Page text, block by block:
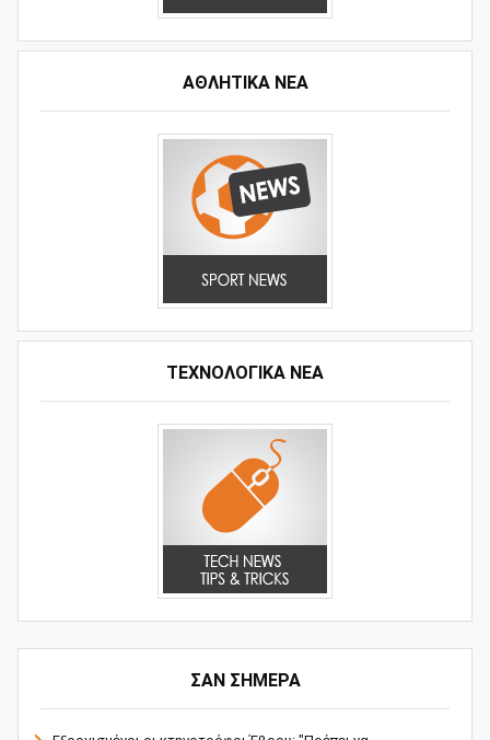
ΑΘΛΗΤΙΚΆ ΝΈΑ
ΤΕΧΝΟΛΟΓΙΚΑ ΝΕΑ
ΣΑΝ ΣΗΜΕΡΑ